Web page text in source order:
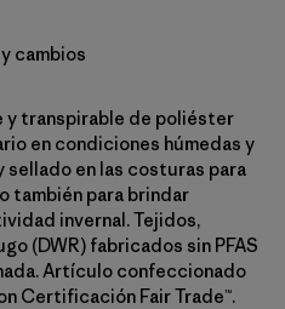
cambios
y transpirable de poliéster
en condiciones húmedas y
en las costuras para
también para brindar
invernal. Tejidos,
(DWR) fabricados sin PFAS
Artículo confeccionado
Certificación Fair Trade™.